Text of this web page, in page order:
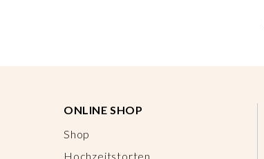
ONLINE SHOP
Shop
Hochzeitstorten